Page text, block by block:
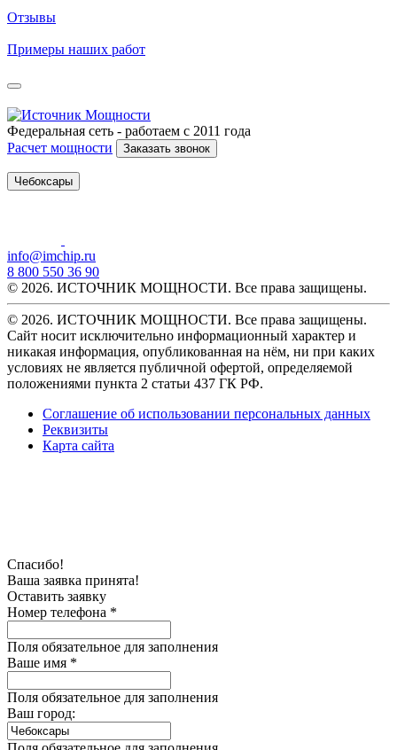
Отзывы
Примеры наших работ
Федеральная сеть - работаем с 2011 года
Расчет мощности
Заказать звонок
Чебоксары
info@imchip.ru
8 800 550 36 90
© 2026. ИСТОЧНИК МОЩНОСТИ. Все права защищены.
© 2026. ИСТОЧНИК МОЩНОСТИ. Все права защищены.
Сайт носит исключительно информационный характер и
никакая информация, опубликованная на нём, ни при каких
условиях не является публичной офертой, определяемой
положениями пункта 2 статьи 437 ГК РФ.
Соглашение об использовании персональных данных
Реквизиты
Карта сайта
Спасибо!
Ваша заявка принята!
Оставить заявку
Номер телефона *
Поля обязательное для заполнения
Ваше имя *
Поля обязательное для заполнения
Ваш город: